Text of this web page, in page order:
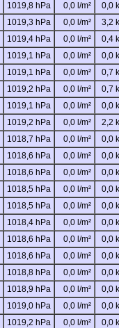
1019,8 hPa 0,0 l/m²
0,0
1019,3 hPa 0,0 l/m²
3,2
1019,4 hPa 0,0 l/m²
0,4
1019,1 hPa 0,0 l/m²
0,0
1019,1 hPa 0,0 l/m²
0,7
1019,2 hPa 0,0 l/m²
0,7
1019,1 hPa 0,0 l/m²
0,0
1019,2 hPa 0,0 l/m²
2,2
1018,7 hPa 0,0 l/m²
0,0
1018,6 hPa 0,0 l/m²
0,0
1018,6 hPa 0,0 l/m²
0,0
1018,5 hPa 0,0 l/m²
0,0
1018,5 hPa 0,0 l/m²
0,0
1018,4 hPa 0,0 l/m²
0,0
1018,6 hPa 0,0 l/m²
0,0
1018,6 hPa 0,0 l/m²
0,0
1018,8 hPa 0,0 l/m²
0,0
1018,9 hPa 0,0 l/m²
0,0
1019,0 hPa 0,0 l/m²
0,0
1019,2 hPa 0,0 l/m²
0,0